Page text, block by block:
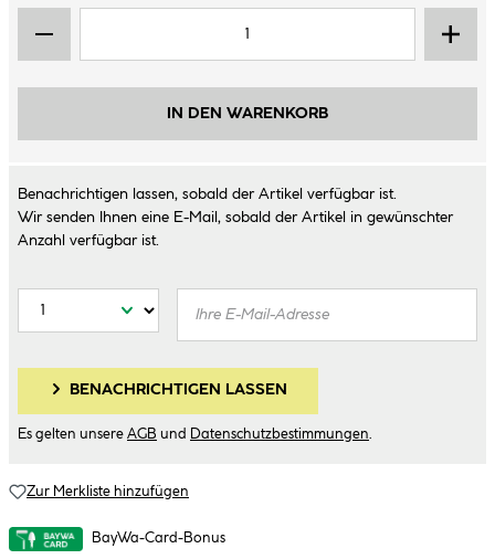
IN DEN WARENKORB
Benachrichtigen lassen, sobald der Artikel verfügbar ist.
Wir senden Ihnen eine E-Mail, sobald der Artikel in gewünschter
Anzahl verfügbar ist.
BENACHRICHTIGEN LASSEN
Es gelten unsere AGB und Datenschutzbestimmungen
Zur Merkliste hinzufügen
BayWa-Card-Bonus